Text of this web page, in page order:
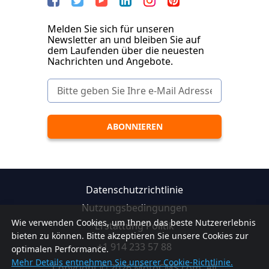
Wie verwenden Cookies, um Ihnen das beste Nutzererlebnis
bieten zu können. Bitte akzeptieren Sie unsere Cookies zur
optimalen Performance.
Mehr Details entnehmen Sie unserer Cookie-Richtlinie.
Melden Sie sich für unseren
Newsletter an und bleiben Sie auf
dem Laufenden über die neuesten
Nachrichten und Angebote.
Datenschutzrichtlinie
Nutzungsbedingungen
Erstattung Politik
+1 914 233 57 88